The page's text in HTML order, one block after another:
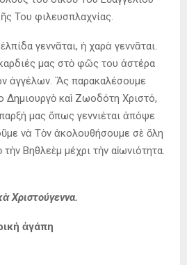
Του φιλευσπλαχνίας.
γεννᾶται, ἡ χαρὰ γεννᾶται.
μας στὸ φῶς του ἀστέρα
ἀγγέλων. Ἂς παρακαλέσουμε
Δημιουργὸ καὶ Ζωοδότη Χριστό,
μας ὅπως γεννιέται ἀπόψε
νὰ Τὸν ἀκολουθήσουμε σὲ ὅλη
Βηθλεὲμ μέχρι τὴν αἰωνιότητα.
Χριστούγεννα.
ἀγάπη